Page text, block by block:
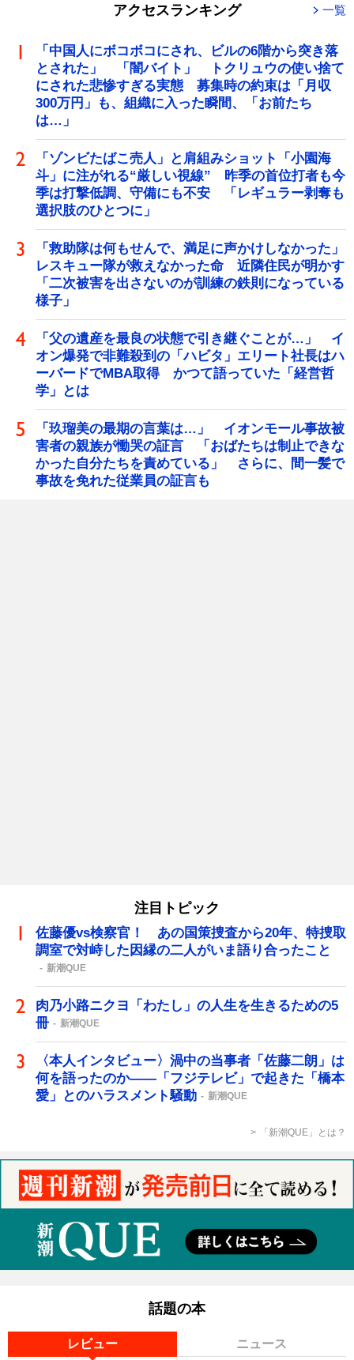
アクセスランキング 一覧
「中国人にボコボコにされ、ビルの6階から突き落
とされた」 「闇バイト」 トクリュウの使い捨て
にされた悲惨すぎる実態 募集時の約束は「月収
300万円」も、組織に入った瞬間、「お前たち
は…」
「ゾンビたばこ売人」と肩組みショット「小園海
斗」に注がれる“厳しい視線” 昨季の首位打者も今
季は打撃低調、守備にも不安 「レギュラー剥奪も
選択肢のひとつに」
「救助隊は何もせんで、満足に声かけしなかった」
レスキュー隊が救えなかった命 近隣住民が明かす
「二次被害を出さないのが訓練の鉄則になっている
様子」
「父の遺産を最良の状態で引き継ぐことが…」 イ
オン爆発で非難殺到の「ハビタ」エリート社長はハ
ーバードでMBA取得 かつて語っていた「経営哲
学」とは
「玖瑠美の最期の言葉は…」 イオンモール事故被
害者の親族が慟哭の証言 「おばたちは制止できな
かった自分たちを責めている」 さらに、間一髪で
事故を免れた従業員の証言も
注目トピック
佐藤優vs検察官！ あの国策捜査から20年、特捜取
調室で対峙した因縁の二人がいま語り合ったこと
新潮QUE
肉乃小路ニクヨ「わたし」の人生を生きるための5
冊
新潮QUE
〈本人インタビュー〉渦中の当事者「佐藤二朗」は
何を語ったのか――「フジテレビ」で起きた「橋本
愛」とのハラスメント騒動
新潮QUE
「新潮QUE」とは？
話題の本
レビュー ニュース